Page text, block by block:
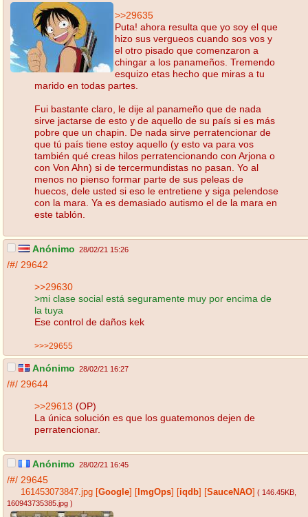
>>29635
Puta! ahora resulta que yo soy el que
hizo sus vergueos cuando sos vos y
el otro pisado que comenzaron a
chingar a los panameños. Tremendo
esquizo etas hecho que miras a tu
marido en todas partes.
Fui bastante claro, le dije al panameño que de nada
sirve jactarse de esto y de aquello de su país si es más
pobre que un chapin. De nada sirve perratencionar de
que tú país tiene estoy aquello (y esto va para vos
también qué creas hilos perratencionando con Arjona o
con Von Ahn) si de tercermundistas no pasan. Yo al
menos no pienso formar parte de sus peleas de
huecos, dele usted si eso le entretiene y siga pelendose
con la mara. Ya es demasiado autismo el de la mara en
este tablón.
Anónimo 28/02/21 15:26
/#/ 29642
>>29630
>mi clase social está seguramente muy por encima de
la tuya
Ese control de daños kek
>>>29655
Anónimo 28/02/21 16:27
/#/ 29644
>>29613 (OP)
La única solución es que los guatemonos dejen de
perratencionar.
Anónimo 28/02/21 16:45
/#/ 29645
161453073847.jpg Google ImgOps iqdb SauceNAO ( 146.45KB
160943735385.jpg )